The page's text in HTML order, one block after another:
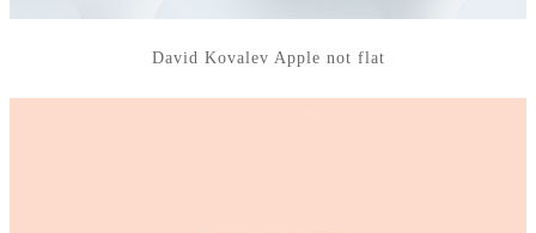
David Kovalev Apple not flat